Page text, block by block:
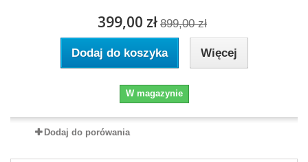
399,00 zł 899,00 zł
Dodaj do koszyka Więcej
W magazynie
Dodaj do porówania